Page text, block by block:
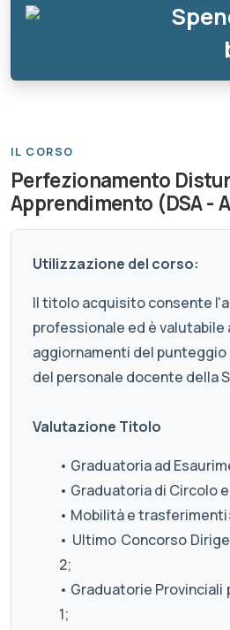
IL CORSO
Perfezionamento
Apprendimento (DSA -
Utilizzazione del corso:
Il titolo acquisito consente
professionale ed è valutabile
aggiornamenti del
del personale docente della
Valutazione Titolo
• Graduatoria ad
• Graduatoria di Circolo
• Mobilità e
• Ultimo Concorso
2;
• Graduatorie Provinciali
1;